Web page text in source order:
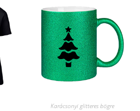
Karácsonyi glitteres bögre